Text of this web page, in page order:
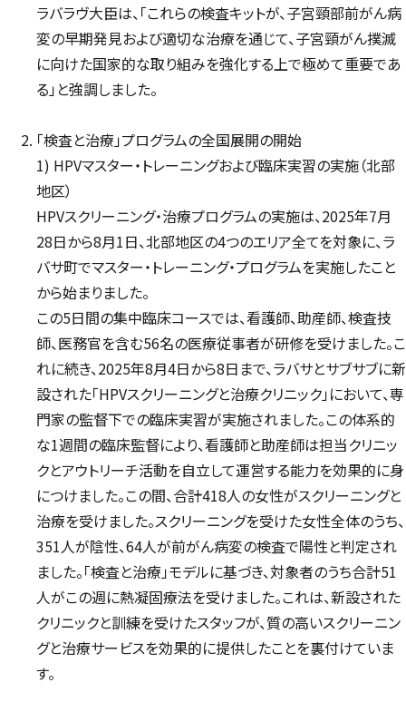
ラバラヴ大臣は、「これらの検査キットが、子宮頸部前がん病
変の早期発見および適切な治療を通じて、子宮頸がん撲滅
に向けた国家的な取り組みを強化する上で極めて重要であ
る」と強調しました。
「検査と治療」プログラムの全国展開の開始
1) HPVマスター・トレーニングおよび臨床実習の実施（北部
地区）
HPVスクリーニング・治療プログラムの実施は、2025年7月
28日から8月1日、北部地区の4つのエリア全てを対象に、ラ
バサ町でマスター・トレーニング・プログラムを実施したこと
から始まりました。
この5日間の集中臨床コースでは、看護師、助産師、検査技
師、医務官を含む56名の医療従事者が研修を受けました。こ
れに続き、2025年8月4日から8日まで、ラバサとサブサブに新
設された「HPVスクリーニングと治療クリニック」において、専
門家の監督下での臨床実習が実施されました。この体系的
な1週間の臨床監督により、看護師と助産師は担当クリニッ
クとアウトリーチ活動を自立して運営する能力を効果的に身
につけました。この間、合計418人の女性がスクリーニングと
治療を受けました。スクリーニングを受けた女性全体のうち、
351人が陰性、64人が前がん病変の検査で陽性と判定され
ました。「検査と治療」モデルに基づき、対象者のうち合計51
人がこの週に熱凝固療法を受けました。これは、新設された
クリニックと訓練を受けたスタッフが、質の高いスクリーニン
グと治療サービスを効果的に提供したことを裏付けていま
す。